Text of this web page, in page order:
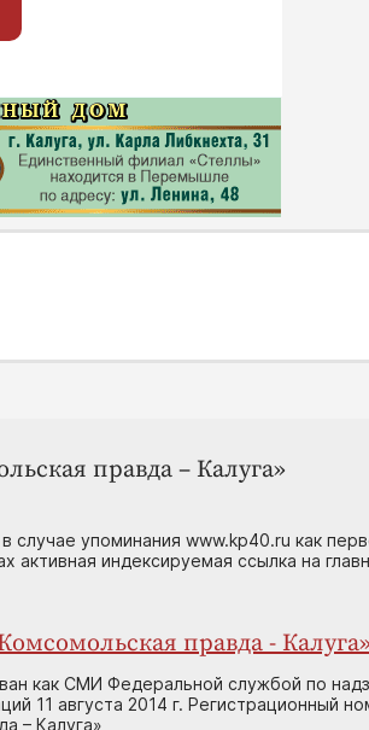
правда – Калуга»
случае упоминания www.kp40.ru как
активная индексируемая ссылка на
правда -
как СМИ Федеральной службой по
11 августа 2014 г. Регистрационный
– Калуга»